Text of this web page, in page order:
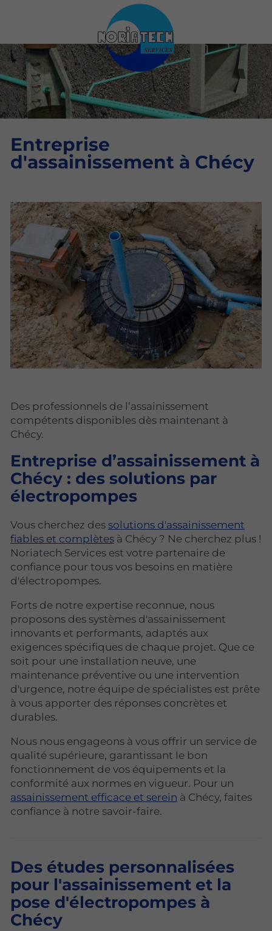
Entreprise
d'assainissement à Chécy
Des professionnels de l’assainissement
compétents disponibles dès maintenant à
Chécy.
Entreprise d’assainissement à
Chécy : des solutions par
électropompes
Vous cherchez des solutions d'assainissement
fiables et complètes à Chécy ? Ne cherchez plus !
Noriatech Services est votre partenaire de
confiance pour tous vos besoins en matière
d'électropompes.
Forts de notre expertise reconnue, nous
proposons des systèmes d'assainissement
innovants et performants, adaptés aux
exigences spécifiques de chaque projet. Que ce
soit pour une installation neuve, une
maintenance préventive ou une intervention
d'urgence, notre équipe de spécialistes est prête
à vous apporter des réponses concrètes et
durables.
Nous nous engageons à vous offrir un service de
qualité supérieure, garantissant le bon
fonctionnement de vos équipements et la
conformité aux normes en vigueur. Pour un
assainissement efficace et serein à Chécy, faites
confiance à notre savoir-faire.
Des études personnalisées
pour l'assainissement et la
pose d'électropompes à
Chécy